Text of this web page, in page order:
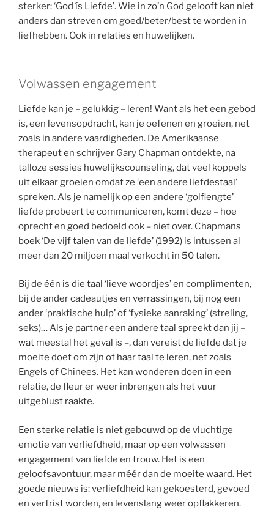
sterker: ‘God ís Liefde’. Wie in zo’n God gelooft kan niet
anders dan streven om goed/beter/best te worden in
liefhebben. Ook in relaties en huwelijken.
Volwassen engagement
Liefde kan je – gelukkig – leren! Want als het een gebod
is, een levensopdracht, kan je oefenen en groeien, net
zoals in andere vaardigheden. De Amerikaanse
therapeut en schrijver Gary Chapman ontdekte, na
talloze sessies huwelijkscounseling, dat veel koppels
uit elkaar groeien omdat ze ‘een andere liefdestaal’
spreken. Als je namelijk op een andere ‘golflengte’
liefde probeert te communiceren, komt deze – hoe
oprecht en goed bedoeld ook – niet over. Chapmans
boek ‘De vijf talen van de liefde’ (1992) is intussen al
meer dan 20 miljoen maal verkocht in 50 talen.
Bij de één is die taal ‘lieve woordjes’ en complimenten,
bij de ander cadeautjes en verrassingen, bij nog een
ander ‘praktische hulp’ of ‘fysieke aanraking’ (streling,
seks)… Als je partner een andere taal spreekt dan jij –
wat meestal het geval is –, dan vereist de liefde dat je
moeite doet om zijn of haar taal te leren, net zoals
Engels of Chinees. Het kan wonderen doen in een
relatie, de fleur er weer inbrengen als het vuur
uitgeblust raakte.
Een sterke relatie is niet gebouwd op de vluchtige
emotie van verliefdheid, maar op een volwassen
engagement van liefde en trouw. Het is een
geloofsavontuur, maar méér dan de moeite waard. Het
goede nieuws is: verliefdheid kan gekoesterd, gevoed
en verfrist worden, en levenslang weer opflakkeren.